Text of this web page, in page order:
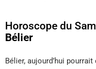
Horoscope du
Bélier
Bélier, aujourd’hui